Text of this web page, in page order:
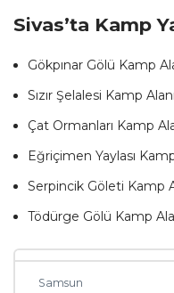
Sivas’ta Kamp
Gökpınar Gölü Kamp
Sızır Şelalesi Kamp Alanı
Çat Ormanları Kamp
Eğriçimen Yaylası
Serpincik Göleti Kamp
Tödürge Gölü Kamp
Diyarbakır
Kayseri
Mersin
Manisa
Samsun